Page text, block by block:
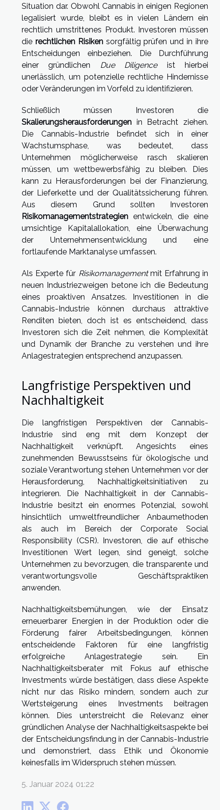
Situation dar. Obwohl Cannabis in einigen Regionen
legalisiert wurde, bleibt es in vielen Ländern ein
rechtlich umstrittenes Produkt. Investoren müssen
die rechtlichen Risikensorgfältig prüfen und in ihre
Entscheidungen einbeziehen. Die Durchführung
einer gründlichen Due Diligenceist hierbei
unerlässlich, um potenzielle rechtliche Hindernisse
oder Veränderungen im Vorfeld zu identifizieren.
Schließlich müssen Investoren die
Skalierungsherausforderungen in Betracht ziehen.
Die Cannabis-Industrie befindet sich in einer
Wachstumsphase, was bedeutet, dass
Unternehmen möglicherweise rasch skalieren
müssen, um wettbewerbsfähig zu bleiben. Dies
kann zu Herausforderungen bei der Finanzierung,
der Lieferkette und der Qualitätssicherung führen.
Aus diesem Grund sollten Investoren
Risikomanagementstrategien entwickeln, die eine
umsichtige Kapitalallokation, eine Überwachung
der Unternehmensentwicklung und eine
fortlaufende Marktanalyse umfassen.
Als Experte für Risikomanagementmit Erfahrung in
neuen Industriezweigen betone ich die Bedeutung
eines proaktiven Ansatzes. Investitionen in die
Cannabis-Industrie können durchaus attraktive
Renditen bieten, doch ist es entscheidend, dass
Investoren sich die Zeit nehmen, die Komplexität
und Dynamik der Branche zu verstehen und ihre
Anlagestrategien entsprechend anzupassen.
Langfristige Perspektiven und
Nachhaltigkeit
Die langfristigen Perspektiven der Cannabis-
Industrie sind eng mit dem Konzept der
Nachhaltigkeit verknüpft. Angesichts eines
zunehmenden Bewusstseins für ökologische und
soziale Verantwortung stehen Unternehmen vor der
Herausforderung, Nachhaltigkeitsinitiativen zu
integrieren. Die Nachhaltigkeit in der Cannabis-
Industrie besitzt ein enormes Potenzial, sowohl
hinsichtlich umweltfreundlicher Anbaumethoden
als auch im Bereich der Corporate Social
Responsibility (CSR). Investoren, die auf ethische
Investitionen Wert legen, sind geneigt, solche
Unternehmen zu bevorzugen, die transparente und
verantwortungsvolle Geschäftspraktiken
anwenden.
Nachhaltigkeitsbemühungen, wie der Einsatz
erneuerbarer Energien in der Produktion oder die
Förderung fairer Arbeitsbedingungen, können
entscheidende Faktoren für eine langfristig
erfolgreiche Anlagestrategie sein. Ein
Nachhaltigkeitsberater mit Fokus auf ethische
Investments würde bestätigen, dass diese Aspekte
nicht nur das Risiko mindern, sondern auch zur
Wertsteigerung eines Investments beitragen
können. Dies unterstreicht die Relevanz einer
gründlichen Analyse der Nachhaltigkeitsaspekte bei
der Entscheidungsfindung in der Cannabis-Industrie
und demonstriert, dass Ethik und Ökonomie
keinesfalls im Widerspruch stehen müssen.
5. Januar 2024 01:22